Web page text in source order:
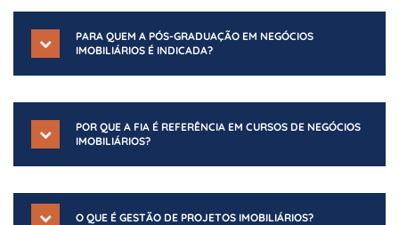
PARA QUEM A PÓS-GRADUAÇÃO EM NEGÓCIOS
IMOBILIÁRIOS É INDICADA?
POR QUE A FIA É REFERÊNCIA EM CURSOS DE NEGÓCIOS
IMOBILIÁRIOS?
O QUE É GESTÃO DE PROJETOS IMOBILIÁRIOS?